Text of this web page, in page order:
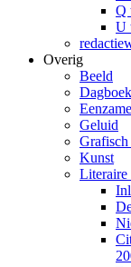
Q
U
Overig
Beeld
Geluid
Kunst
Literaire